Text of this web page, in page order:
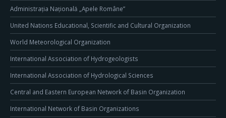
Administrația Națională „Apele Române”
United Nations Educational, Scientific and Cultural Organization
World Meteorological Organization
International Association of Hydrogeologists
International Association of Hydrological Sciences
Central and Eastern European Network of Basin Organization
International Network of Basin Organizations